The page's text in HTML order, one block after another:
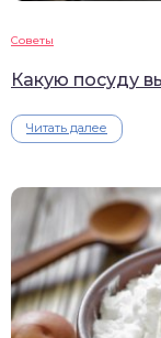
Советы
Какую посуду
Читать далее